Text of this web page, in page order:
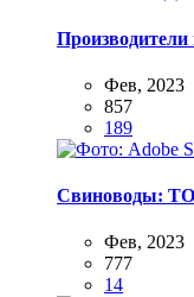
Фев, 2023
857
189
Свиноводы:
Фев, 2023
777
14